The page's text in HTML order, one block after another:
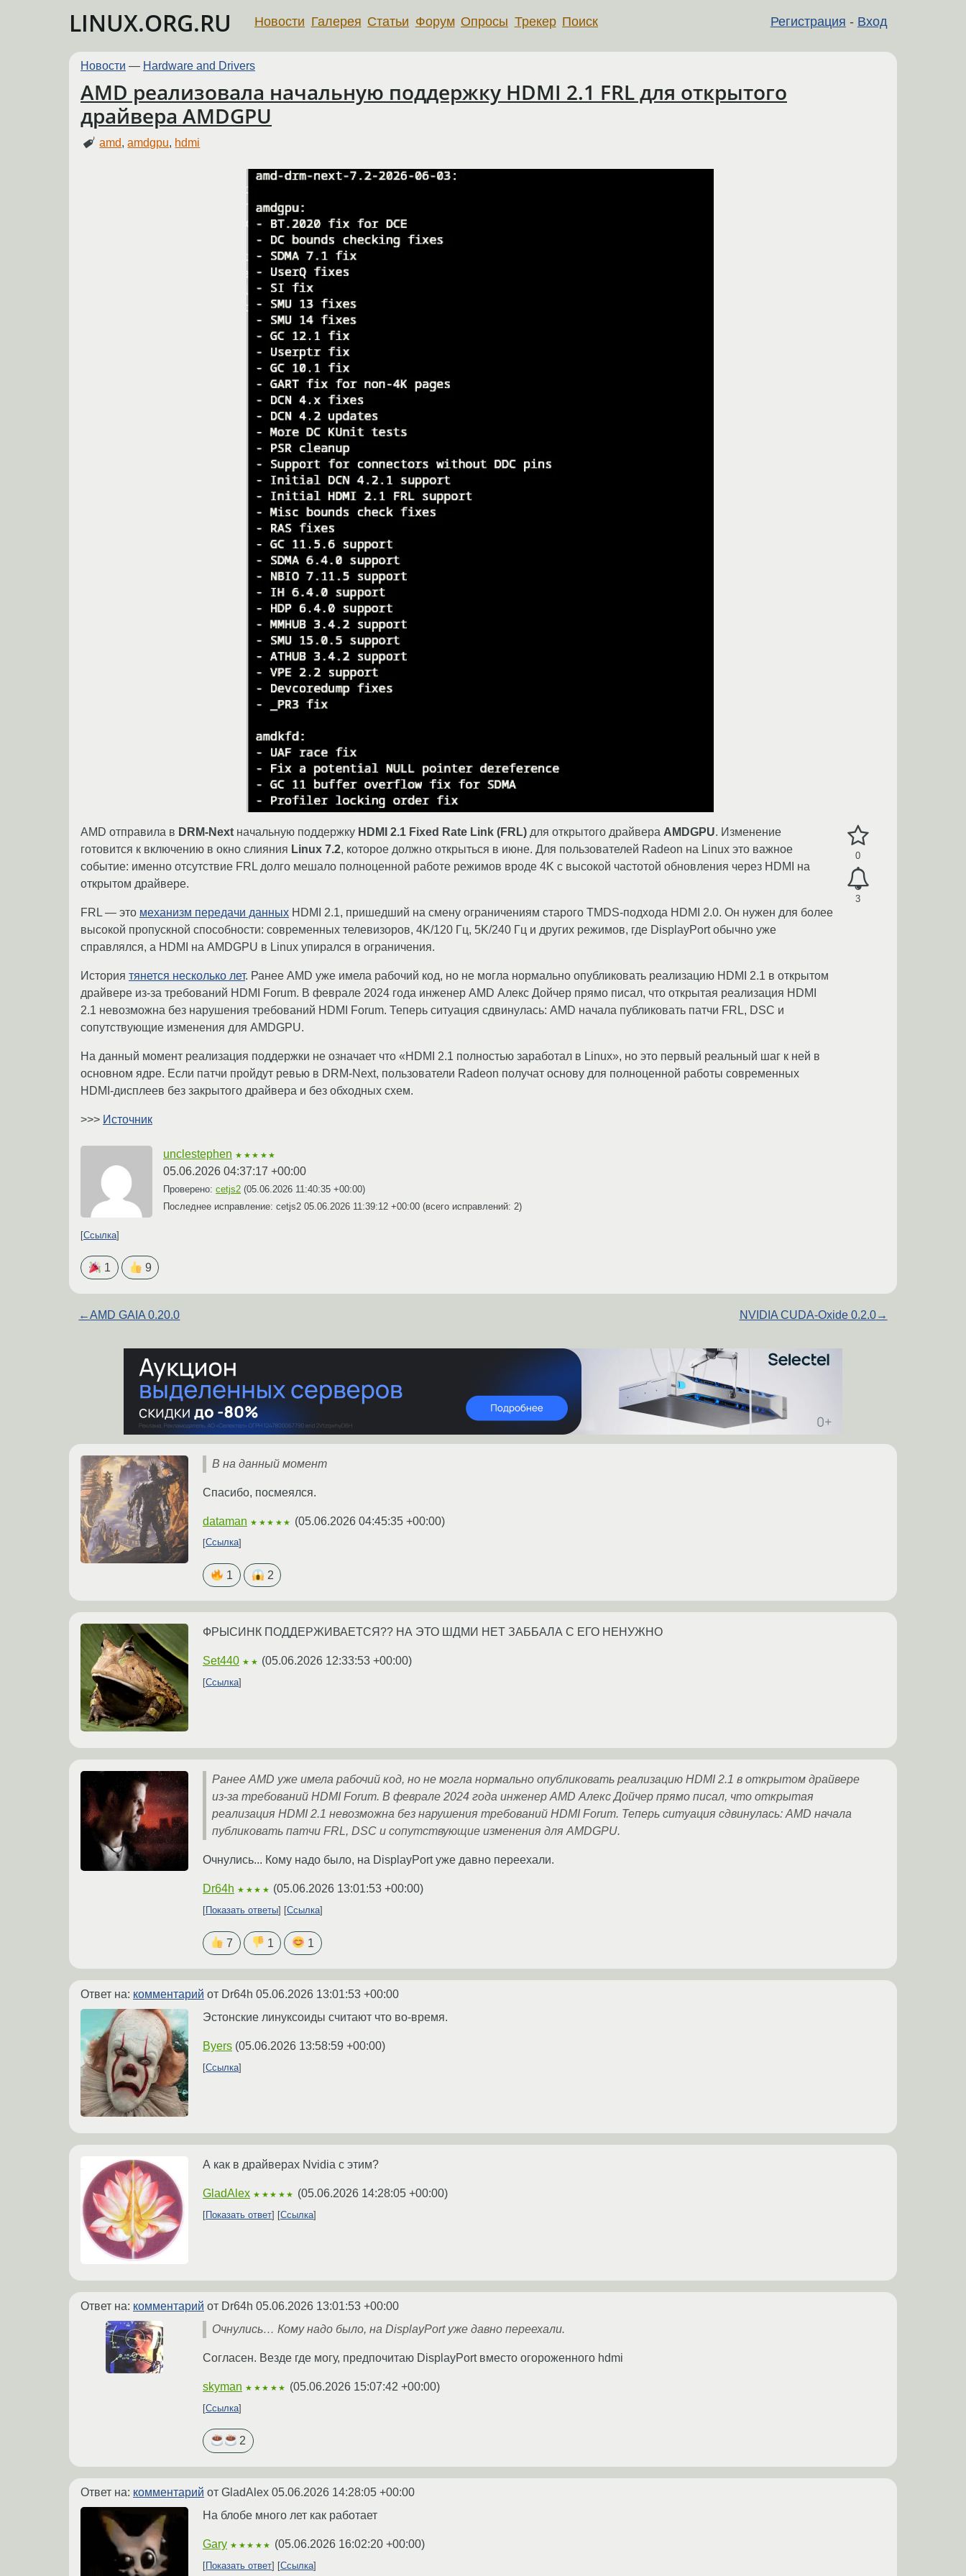
LINUX.ORG.RU Регистрация - Вход
Новости Галерея Статьи Форум Опросы Трекер Поиск
Новости — Hardware and Drivers
AMD реализовала начальную поддержку HDMI 2.1 FRL для открытого
драйвера AMDGPU
amd,amdgpu, hdmi
0
3
AMD отправила в DRM-Next начальную поддержку HDMI 2.1 Fixed Rate Link (FRL) для открытого драйвера AMDGPU. Изменение
готовится к включению в окно слияния Linux 7.2, которое должно открыться в июне. Для пользователей Radeon на Linux это важное
событие: именно отсутствие FRL долго мешало полноценной работе режимов вроде 4K с высокой частотой обновления через HDMI на
открытом драйвере.
FRL — это механизм передачи данных HDMI 2.1, пришедший на смену ограничениям старого TMDS-подхода HDMI 2.0. Он нужен для более
высокой пропускной способности: современных телевизоров, 4K/120 Гц, 5K/240 Гц и других режимов, где DisplayPort обычно уже
справлялся, а HDMI на AMDGPU в Linux упирался в ограничения.
История тянется несколько лет. Ранее AMD уже имела рабочий код, но не могла нормально опубликовать реализацию HDMI 2.1 в открытом
драйвере из-за требований HDMI Forum. В феврале 2024 года инженер AMD Алекс Дойчер прямо писал, что открытая реализация HDMI
2.1 невозможна без нарушения требований HDMI Forum. Теперь ситуация сдвинулась: AMD начала публиковать патчи FRL, DSC и
сопутствующие изменения для AMDGPU.
На данный момент реализация поддержки не означает что «HDMI 2.1 полностью заработал в Linux», но это первый реальный шаг к ней в
основном ядре. Если патчи пройдут ревью в DRM-Next, пользователи Radeon получат основу для полноценной работы современных
HDMI-дисплеев без закрытого драйвера и без обходных схем.
>>> Источник
unclestephen ★★★★★
05.06.2026 04:37:17 +00:00
Проверено: cetjs2 (05.06.2026 11:40:35 +00:00)
Последнее исправление: cetjs2 05.06.2026 11:39:12 +00:00 (всего исправлений: 2)
Ссылка
1 9
←AMD GAIA 0.20.0 NVIDIA CUDA-Oxide 0.2.0→
В на данный момент
Спасибо, посмеялся.
dataman ★★★★★ (05.06.2026 04:45:35 +00:00)
Ссылка
1 2
ФРЫСИНК ПОДДЕРЖИВАЕТСЯ?? НА ЭТО ШДМИ НЕТ ЗАББАЛА С ЕГО НЕНУЖНО
Set440 ★★ (05.06.2026 12:33:53 +00:00)
Ссылка
Ранее AMD уже имела рабочий код, но не могла нормально опубликовать реализацию HDMI 2.1 в открытом драйвере
из-за требований HDMI Forum. В феврале 2024 года инженер AMD Алекс Дойчер прямо писал, что открытая
реализация HDMI 2.1 невозможна без нарушения требований HDMI Forum. Теперь ситуация сдвинулась: AMD начала
публиковать патчи FRL, DSC и сопутствующие изменения для AMDGPU.
Очнулись... Кому надо было, на DisplayPort уже давно переехали.
Dr64h ★★★★ (05.06.2026 13:01:53 +00:00)
Показать ответы Ссылка
7 1 1
Ответ на: комментарий от Dr64h 05.06.2026 13:01:53 +00:00
Эстонские линуксоиды считают что во-время.
Byers (05.06.2026 13:58:59 +00:00)
Ссылка
А как в драйверах Nvidia с этим?
GladAlex ★★★★★ (05.06.2026 14:28:05 +00:00)
Показать ответ Ссылка
Ответ на: комментарий от Dr64h 05.06.2026 13:01:53 +00:00
Очнулись… Кому надо было, на DisplayPort уже давно переехали.
Согласен. Везде где могу, предпочитаю DisplayPort вместо огороженного hdmi
skyman ★★★★★ (05.06.2026 15:07:42 +00:00)
Ссылка
2
Ответ на: комментарий от GladAlex 05.06.2026 14:28:05 +00:00
На блобе много лет как работает
Gary ★★★★★ (05.06.2026 16:02:20 +00:00)
Показать ответ Ссылка